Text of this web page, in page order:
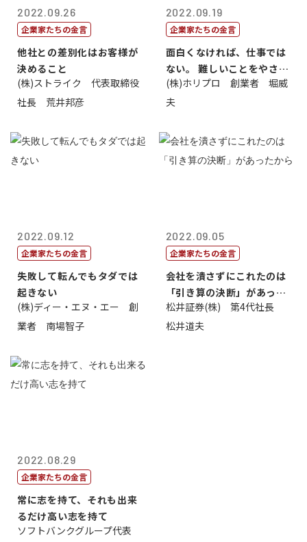
2022.09.26
企業家たちの金言
他社との差別化はお客様が
決めること
(株)ストライク 代表取締役
社長 荒井邦彦
2022.09.19
企業家たちの金言
面白くなければ、仕事では
ない。 難しいことをやさし
く。やさし...
(株)ホリプロ 創業者 堀威
夫
2022.09.12
企業家たちの金言
失敗して転んでもタダでは
起きない
(株)ディー・エヌ・エー 創
業者 南場智子
2022.09.05
企業家たちの金言
会社を潰さずにこれたのは
「引き算の決断」があった
から
松井証券(株) 第4代社長
松井道夫
2022.08.29
企業家たちの金言
常に志を持て、それも出来
るだけ高い志を持て
ソフトバンクグループ代表